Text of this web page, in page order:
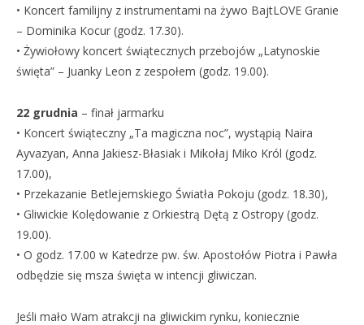
• Koncert familijny z instrumentami na żywo BajtLOVE Granie
– Dominika Kocur (godz. 17.30).
• Żywiołowy koncert świątecznych przebojów „Latynoskie
święta” – Juanky Leon z zespołem (godz. 19.00).
22 grudnia – finał jarmarku
• Koncert świąteczny „Ta magiczna noc”, wystąpią Naira
Ayvazyan, Anna Jakiesz-Błasiak i Mikołaj Miko Król (godz.
17.00),
• Przekazanie Betlejemskiego Światła Pokoju (godz. 18.30),
• Gliwickie Kolędowanie z Orkiestrą Dętą z Ostropy (godz.
19.00).
• O godz. 17.00 w Katedrze pw. św. Apostołów Piotra i Pawła
odbędzie się msza święta w intencji gliwiczan.
Jeśli mało Wam atrakcji na gliwickim rynku, koniecznie